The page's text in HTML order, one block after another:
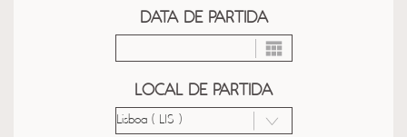
DATA DE PARTIDA
LOCAL DE PARTIDA